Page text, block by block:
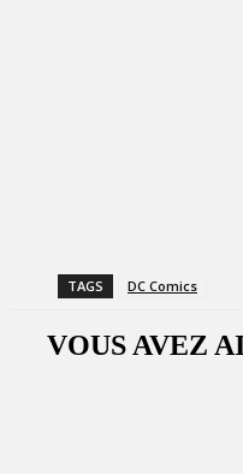
TAGS DC Comics
VOUS AVEZ